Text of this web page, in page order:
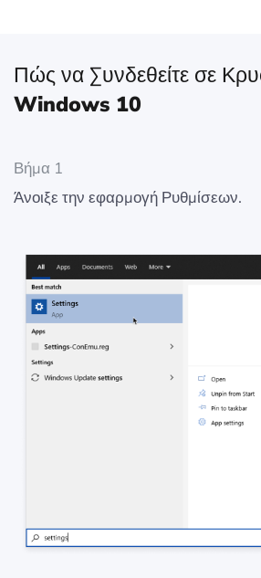
Πώς να Συνδεθείτε σε
Windows 10
Βήμα 1
Άνοιξε την εφαρμογή Ρυθμίσεων.